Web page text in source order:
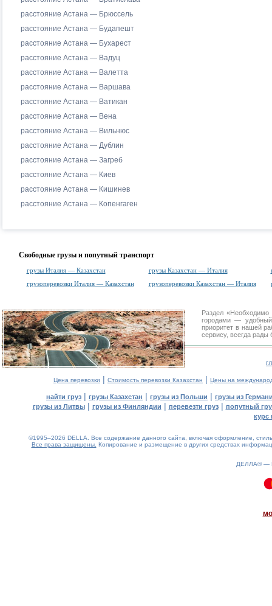
расстояние Астана — Брюссель
расстояние Астана — Будапешт
расстояние Астана — Бухарест
расстояние Астана — Вадуц
расстояние Астана — Валетта
расстояние Астана — Варшава
расстояние Астана — Ватикан
расстояние Астана — Вена
расстояние Астана — Вильнюс
расстояние Астана — Дублин
расстояние Астана — Загреб
расстояние Астана — Киев
расстояние Астана — Кишинев
расстояние Астана — Копенгаген
Свободные грузы и попутный транспорт
грузы Италия — Казахстан грузы Казахстан — Италия
грузоперевозки Италия — Казахстан
грузоперевозки Казахстан — Италия
Раздел
городами — удобный
приоритет в нашей
сервису, всегда
Цена перевозки | Стоимость перевозки Казахстан | Цены на
найти груз | грузы Казахстан | грузы из Польши | грузы из
грузы из Литвы| грузы из Финляндии | перевезти груз| попутный
курс
©1995–2026 DELLA. Все содержание данного сайта, включая оформление,
Все права защищены. Копирование и размещение в других средствах
ДЕЛЛА® —